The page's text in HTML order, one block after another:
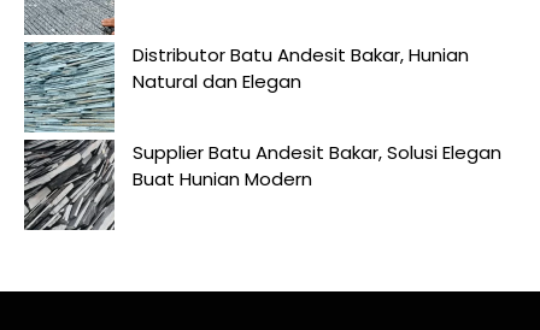
Distributor Batu Andesit Bakar, Hunian
Natural dan Elegan
Supplier Batu Andesit Bakar, Solusi Elegan
Buat Hunian Modern